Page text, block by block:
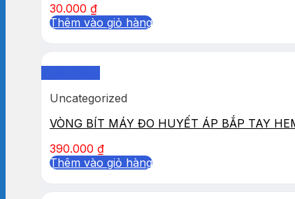
30.000 ₫
Thêm vào giỏ hàng
Uncategorized
VÒNG BÍT MÁY ĐO HUYẾT ÁP BẮP TAY
390.000 ₫
Thêm vào giỏ hàng